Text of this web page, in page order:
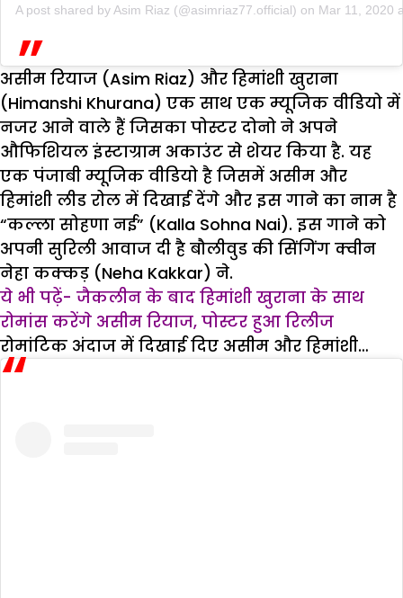
A post shared by Asim Riaz (@asimriaz77.official) on Mar 11, 2020
असीम रियाज (Asim Riaz) और हिमांशी खुराना
(Himanshi Khurana) एक साथ एक म्यूजिक वीडियो में
नजर आने वाले हैं जिसका पोस्टर दोनो ने अपने
औफिशियल इंस्टाग्राम अकाउंट से शेयर किया है. यह
एक पंजाबी म्यूजिक वीडियो है जिसमें असीम और
हिमांशी लीड रोल में दिखाई देंगे और इस गाने का नाम है
“कल्ला सोहणा नई” (Kalla Sohna Nai). इस गाने को
अपनी सुरिली आवाज दी है बौलीवुड की सिंगिंग क्वीन
नेहा कक्कड़ (Neha Kakkar) ने.
ये भी पढ़ें- जैकलीन के बाद हिमांशी खुराना के साथ
रोमांस करेंगे असीम रियाज, पोस्टर हुआ रिलीज
रोमांटिक अंदाज में दिखाई दिए असीम और हिमांशी…